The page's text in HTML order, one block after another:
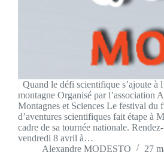
Quand le défi scientifique s’ajoute à
montagne Organisé par l’association
Montagnes et Sciences Le festival du
d’aventures scientifiques fait étape à
cadre de sa tournée nationale.
vendredi 8 avril à…
Alexandre MODESTO
27